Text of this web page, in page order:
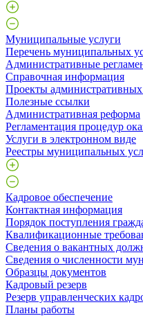
Муниципальные услуги
Перечень муниципальных
Административные
Справочная информация
Проекты административных
Полезные ссылки
Административная реформа
Регламентация процедур
Услуги в электронном виде
Реестры муниципальных
Кадровое обеспечение
Контактная информация
Порядок поступления
Квалификационные
Сведения о вакантных
Сведения о численности
Образцы документов
Кадровый резерв
Резерв управленческих
Планы работы